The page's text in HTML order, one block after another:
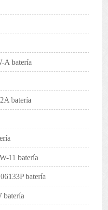
A batería
batería
11 batería
batería